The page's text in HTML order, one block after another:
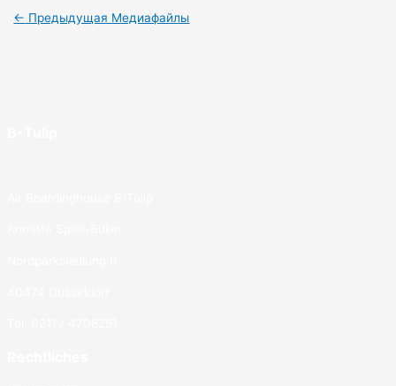
← Предыдущая Медиафайлы